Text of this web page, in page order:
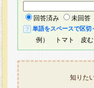
回答済み 未回答
単語をスペースで区切
例） トマト 皮む
知りた